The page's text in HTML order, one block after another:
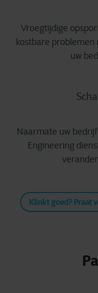
Vroegtijdige
kostbare problemen
uw
Naarmate uw
Engineering
Klinkt goed? Praat